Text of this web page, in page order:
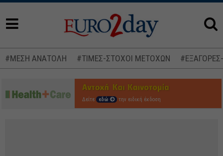
#ΜΕΣΗ ΑΝΑΤΟΛΗ #ΤΙΜΕΣ-ΣΤΟΧΟΙ ΜΕΤΟΧΩΝ
Δείτε εδώ την ειδική έκδοση